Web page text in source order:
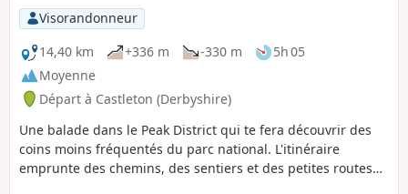
Visorandonneur
14,40 km
+336 m -330 m
5h 05
Moyenne
Départ à Castleton (Derbyshire)
Une balade dans le Peak District qui te fera découvrir des
coins moins fréquentés du parc national. L'itinéraire
emprunte des chemins, des sentiers et des petites routes